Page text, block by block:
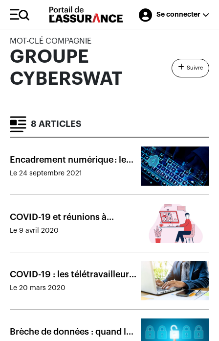
Se connecter
MOT-CLÉ COMPAGNIE
GROUPE
CYBERSWAT
Suivre
8 ARTICLES
Encadrement numérique : le
projet de loi 64 est adopté
Le 24 septembre 2021
COVID-19 et réunions à
distance : Zoom « présente
Le 9 avril 2020
COVID-19 : les télétravailleurs
doivent s’armer de prudence
Le 20 mars 2020
Brèche de données : quand les